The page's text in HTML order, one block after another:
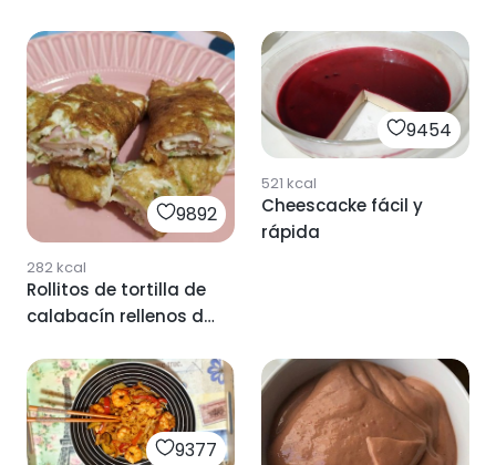
9892
282kcal
Rollitos de tortilla de
calabacín rellenos de
mozzarella
9454
521 kcal
Cheescacke fácil y
rápida
9377